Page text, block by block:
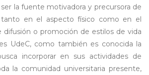
la fuente motivadora y precursora de
tanto en el aspecto físico como en el
difusión o promoción de estilos de vida
UdeC, como también es conocida la
incorporar en sus actividades de
la comunidad universitaria presente,